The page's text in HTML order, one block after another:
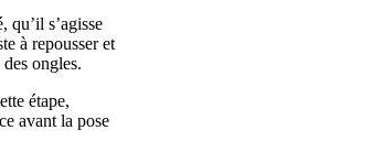
qu’il s’agisse
à repousser et
ongles.
étape,
avant la pose